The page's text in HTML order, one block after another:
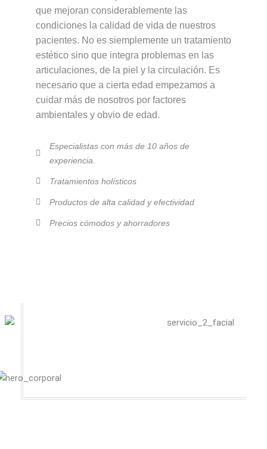
que mejoran considerablemente las
condiciones la calidad de vida de nuestros
pacientes. No es siemplemente un tratamiento
estético sino que integra problemas en las
articulaciones, de la piel y la circulación. Es
necesario que a cierta edad empezamos a
cuidar más de nosotros por factores
ambientales y obvio de edad.
Especialistas con más de 10 años de
experiencia.
Tratamientos holísticos
Productos de alta calidad y efectividad
Precios cómodos y ahorradores